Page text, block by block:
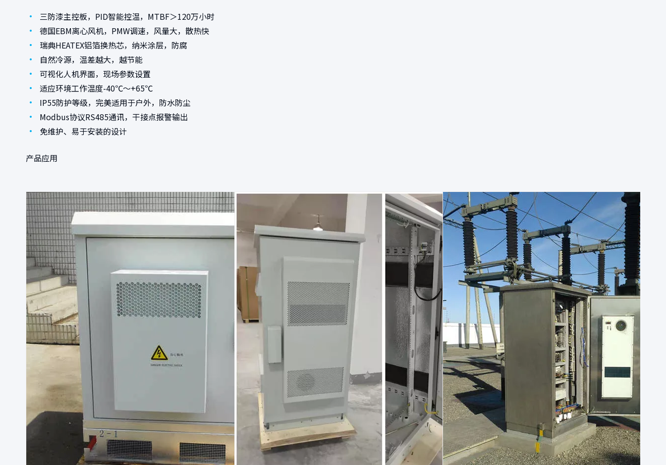
• 三防漆主控板，PID智能控温，MTBF＞120万小时
• 德国EBM离心风机，PMW调速，风量大，散热快
• 瑞典HEATEX铝箔换热芯，纳米涂层，防腐
• 自然冷源，温差越大，越节能
• 可视化人机界面，现场参数设置
• 适应环境工作温度-40℃～+65℃
• IP55防护等级，完美适用于户外，防水防尘
• Modbus协议RS485通讯，干接点报警输出
• 免维护、易于安装的设计
产品应用